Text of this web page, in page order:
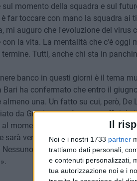
Il
Noi e i nostri 1733 partner
trattiamo dati personali,
e contenuti personalizzati,
tua autorizzazione noi e i
sul momento della squadra e sul
far toccare con mano la squadra ai
mi auguro che l'evoluzione del virus
con la vita. La mentalità che c'è oggi
Tutti, anche chi sta in
banco in questi giorni è il tema
Bari ha confermato che entro il
almeno una. Un fatto su cui, però,
da Gravina non è ancora ufficiale
al momento di dover trovare un
sarà venderlo al migliore
Nessuno dice che non arrivi un